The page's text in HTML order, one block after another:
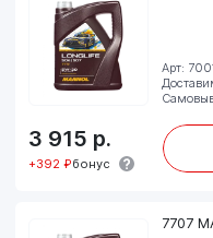
Арт:
3 915 р.
+392 ₽бонус
7707